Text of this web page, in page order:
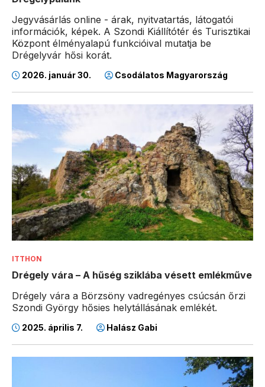
Jegyvásárlás online - árak, nyitvatartás, látogatói
információk, képek. A Szondi Kiállítótér és Turisztikai
Központ élményalapú funkcióival mutatja be
Drégelyvár hősi korát.
2026. január 30. Csodálatos Magyarország
ITTHON
Drégely vára – A hűség sziklába vésett emlékműve
Drégely vára a Börzsöny vadregényes csúcsán őrzi
Szondi György hősies helytállásának emlékét.
2025. április 7. Halász Gabi